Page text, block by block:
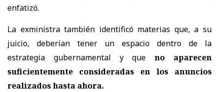
enfatizó.
La exministra también identificó materias que, a su
juicio, deberían tener un espacio dentro de la
estrategia gubernamental y queno aparecen
suficientemente consideradas en los anuncios
realizados hasta ahora.